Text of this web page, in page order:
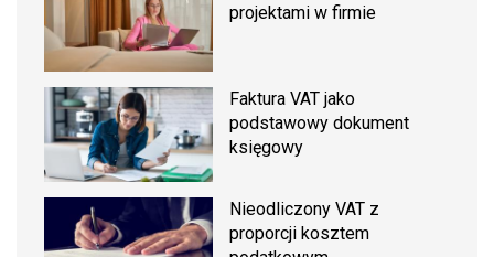
projektami w firmie
Faktura VAT jako
podstawowy dokument
księgowy
Nieodliczony VAT z
proporcji kosztem